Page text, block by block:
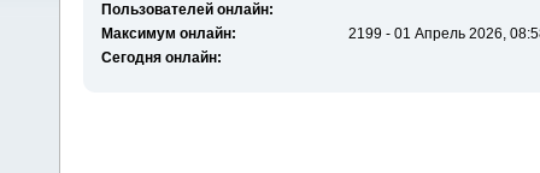
Пользователей онлайн:
Максимум онлайн:
2199 - 01 Апрель 2026,
Сегодня онлайн: